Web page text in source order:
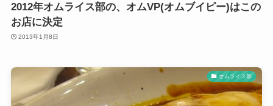
2012年オムライス部の、オムVP(オムブイピー)はこの
お店に決定
2013年1月8日
オムライス部